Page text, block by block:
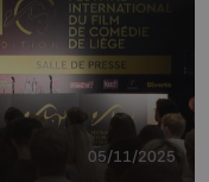
05/11/2025